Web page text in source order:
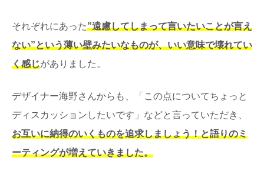
それぞれにあった”遠慮してしまって言いたいことが言え
ない”という薄い壁みたいなものが、いい意味で壊れてい
く感じがありました。
デザイナー海野さんからも、「この点についてちょっと
ディスカッションしたいです」などと言っていただき、
お互いに納得のいくものを追求しましょう！と語りのミ
ーティングが増えていきました。